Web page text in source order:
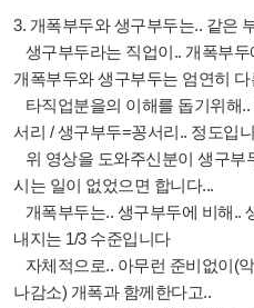
3. 개폭부두와 생구부두는.. 같은
생구부두라는 직업이.. 개폭부
개폭부두와 생구부두는 엄연히
타직업분을의 이해를 돕기위해
서리 / 생구부두=꽁서리.. 정도입
위 영상을 도와주신분이 생구부
시는 일이 없었으면 합니다...
개폭부두는.. 생구부두에 비해..
내지는 1/3 수준입니다
자체적으로.. 아무런 준비없이(
나감소) 개폭과 함께한다고..